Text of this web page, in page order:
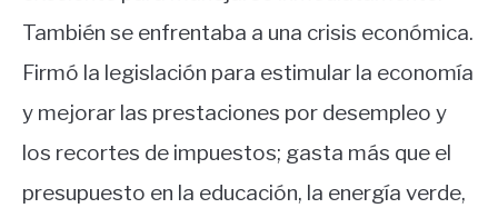
También se enfrentaba a una crisis económica.
Firmó la legislación para estimular la economía
y mejorar las prestaciones por desempleo y
los recortes de impuestos; gasta más que el
presupuesto en la educación, la energía verde,